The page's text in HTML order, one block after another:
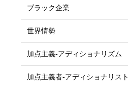
ブラック企業
世界情勢
加点主義-アディショナリズム
加点主義者-アディショナリスト